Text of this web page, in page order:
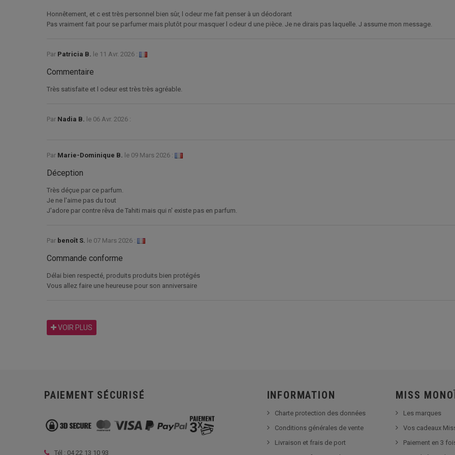
Honnêtement, et c est très personnel bien sûr, l odeur me fait penser à un déodorant
Pas vraiment fait pour se parfumer mais plutôt pour masquer l odeur d une pièce. Je ne dirais pas laquelle. J assume mon message.
Par Patricia B. le 11 Avr. 2026 :
Commentaire
Très satisfaite et l odeur est très très agréable.
Par Nadia B. le 06 Avr. 2026 :
Par Marie-Dominique B. le 09 Mars 2026 :
Déception
Très déçue par ce parfum.
Je ne l'aime pas du tout
J'adore par contre rêva de Tahiti mais qui n' existe pas en parfum.
Par benoît S. le 07 Mars 2026 :
Commande conforme
Délai bien respecté, produits produits bien protégés
Vous allez faire une heureuse pour son anniversaire
VOIR PLUS
PAIEMENT SÉCURISÉ
Tél : 04 22 13 10 93
INFORMATION
Charte protection des données
Conditions générales de vente
Livraison et frais de port
MISS
Les marques
Vos cadeaux
Paiement en 3